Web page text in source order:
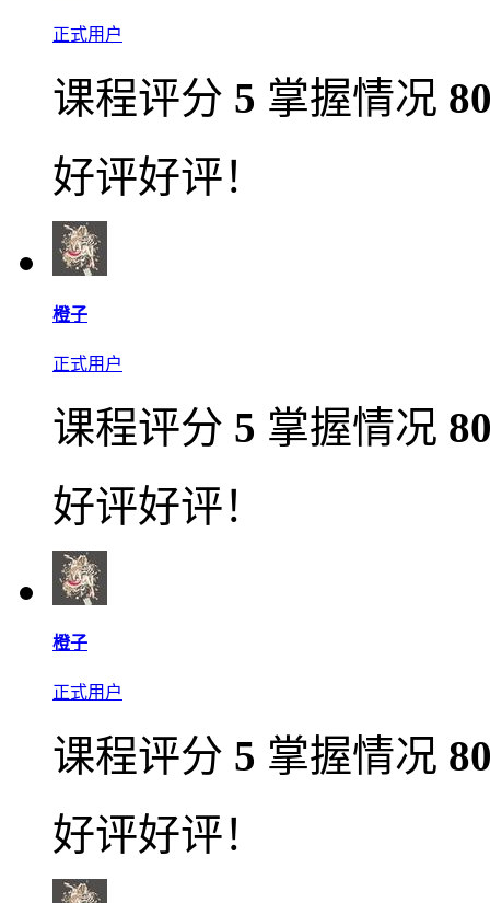
正式用户
课程评分 5 掌握情况
好评好评！
橙子
正式用户
课程评分 5 掌握情况
好评好评！
橙子
正式用户
课程评分 5 掌握情况
好评好评！